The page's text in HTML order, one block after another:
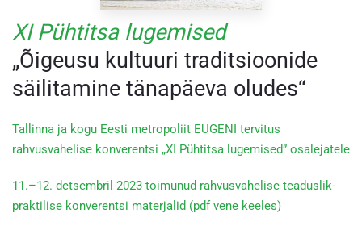
XI Pühtitsa lugemised
„Õigeusu kultuuri traditsioonide
säilitamine tänapäeva oludes“
Tallinna ja kogu Eesti metropoliit EUGENI tervitus
rahvusvahelise konverentsi „XI Pühtitsa lugemised” osalejatele
11.–12. detsembril 2023 toimunud rahvusvahelise teaduslik-
praktilise konverentsi materjalid (pdf vene keeles)